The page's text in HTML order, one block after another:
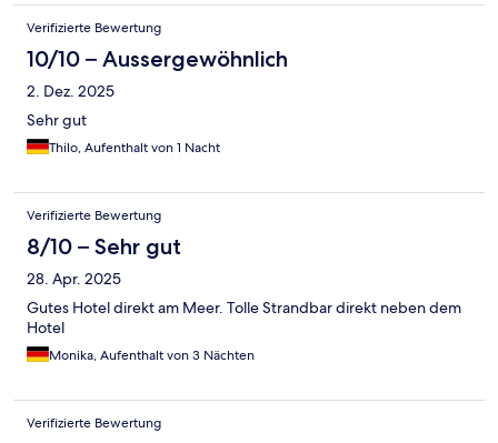
Verifizierte Bewertung
10/10 – Aussergewöhnlich
2. Dez. 2025
Sehr gut
Thilo, Aufenthalt von 1 Nacht
Verifizierte Bewertung
8/10 – Sehr gut
28. Apr. 2025
Gutes Hotel direkt am Meer. Tolle Strandbar direkt neben dem
Hotel
Monika, Aufenthalt von 3 Nächten
Verifizierte Bewertung